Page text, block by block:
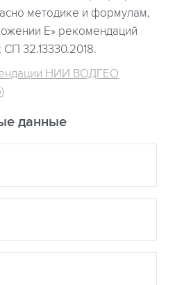
методике и формулам,
Е» рекомендаций
32.13330.2018.
НИИ ВОДГЕО
данные